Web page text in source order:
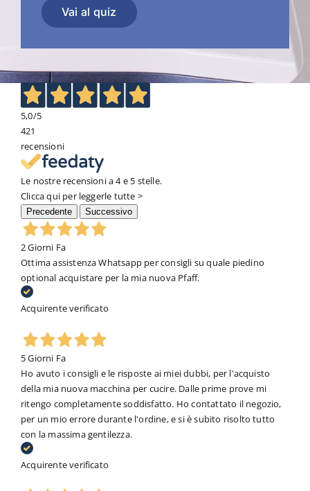
Vai al quiz
5,0/5
421
recensioni
Le nostre recensioni a 4 e 5 stelle.
Clicca qui per leggerle tutte >
Precedente Successivo
2 Giorni Fa
Ottima assistenza Whatsapp per consigli su quale piedino
optional acquistare per la mia nuova Pfaff.
Acquirente verificato
5 Giorni Fa
Ho avuto i consigli e le risposte ai miei dubbi, per l'acquisto
della mia nuova macchina per cucire. Dalle prime prove mi
ritengo completamente soddisfatto. Ho contattato il negozio,
per un mio errore durante l'ordine, e si è subito risolto tutto
con la massima gentilezza.
Acquirente verificato